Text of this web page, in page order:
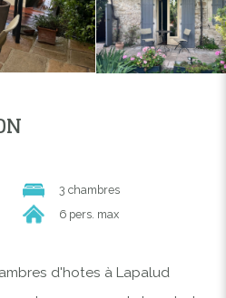
3 chambres
6 pers. max
d'hotes à Lapalud